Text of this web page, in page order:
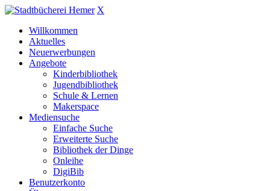
X
Willkommen
Aktuelles
Neuerwerbungen
Angebote
Kinderbibliothek
Jugendbibliothek
Schule & Lernen
Makerspace
Mediensuche
Einfache Suche
Erweiterte Suche
Bibliothek der Dinge
Onleihe
DigiBib
Benutzerkonto